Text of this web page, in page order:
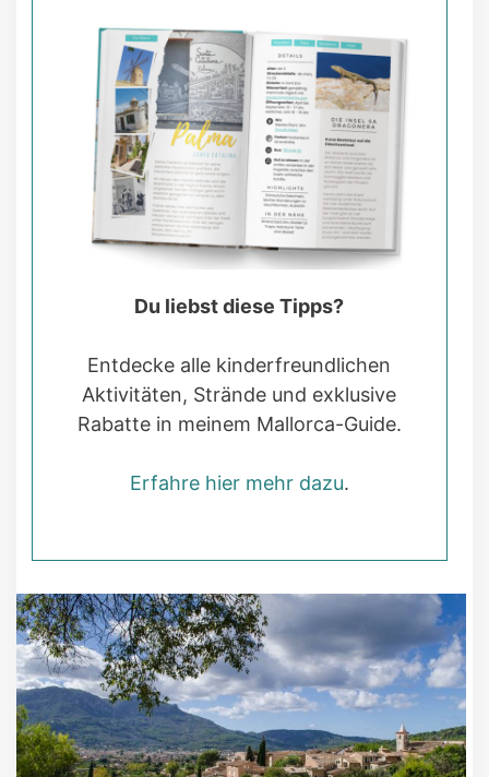
Du liebst diese Tipps?
Entdecke alle kinderfreundlichen
Aktivitäten, Strände und exklusive
Rabatte in meinem Mallorca-Guide.
Erfahre hier mehr dazu.